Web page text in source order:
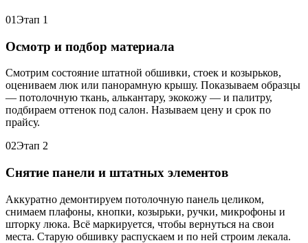
01Этап 1
Осмотр и подбор материала
Смотрим состояние штатной обшивки, стоек и козырьков,
оцениваем люк или панорамную крышу. Показываем образцы
— потолочную ткань, алькантару, экокожу — и палитру,
подбираем оттенок под салон. Называем цену и срок по
прайсу.
02Этап 2
Снятие панели и штатных элементов
Аккуратно демонтируем потолочную панель целиком,
снимаем плафоны, кнопки, козырьки, ручки, микрофоны и
шторку люка. Всё маркируется, чтобы вернуться на свои
места. Старую обшивку распускаем и по ней строим лекала.